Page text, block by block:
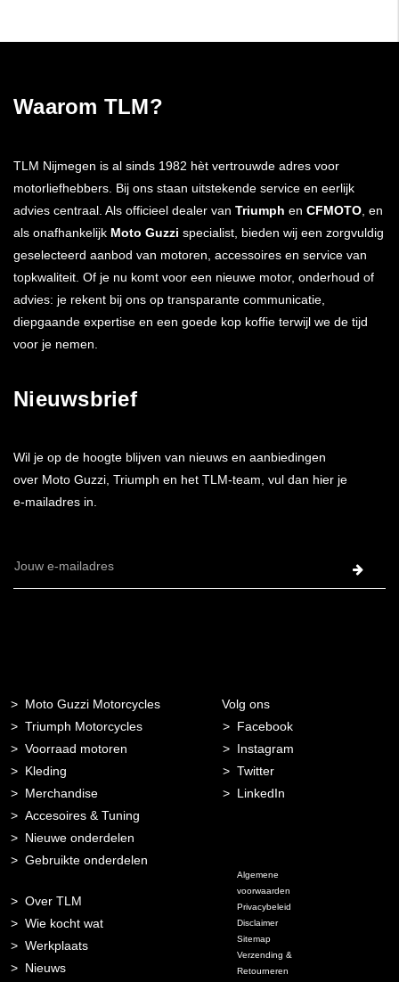
Waarom TLM?
TLM Nijmegen is al sinds 1982 hèt vertrouwde adres voor
motorliefhebbers. Bij ons staan uitstekende service en eerlijk
advies centraal. Als officieel dealer van Triumph en CFMOTO , en
als onafhankelijk Moto Guzzi specialist, bieden wij een zorgvuldig
geselecteerd aanbod van motoren, accessoires en service van
topkwaliteit. Of je nu komt voor een nieuwe motor, onderhoud of
advies: je rekent bij ons op transparante communicatie,
diepgaande expertise en een goede kop koffie terwijl we de tijd
voor je nemen.
Nieuwsbrief
Wil je op de hoogte blijven van nieuws en aanbiedingen
over Moto Guzzi, Triumph en het TLM-team, vul dan hier je
e-mailadres in.
E-
Moto Guzzi Motorcycles
Triumph Motorcycles
Voorraad motoren
Kleding
Merchandise
Accesoires & Tuning
Nieuwe onderdelen
Gebruikte onderdelen
Over TLM
Wie kocht wat
Werkplaats
Nieuws
Volg ons
Facebook
Instagram
Twitter
LinkedIn
Algemene
voorwaarden
Privacybeleid
Disclaimer
Sitemap
Verzending &
Retourneren